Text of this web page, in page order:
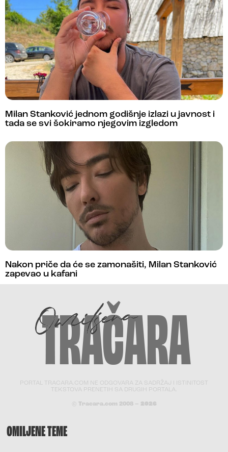
Milan Stanković jednom godišnje izlazi u javnost i
tada se svi šokiramo njegovim izgledom
Nakon priče da će se zamonašiti, Milan Stanković
zapevao u kafani
PORTAL TRACARA.COM NE ODGOVARA ZA SADRŽAJ I ISTINITOST
TEKSTOVA PRENETIH SA DRUGIH PORTALA.
© Tracara.com 2008 – 2026
OMILJENE TEME